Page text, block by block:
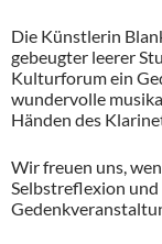
Die Künstlerin
gebeugter leerer
Kulturforum ein
wundervolle
Händen des
Wir freuen uns,
Selbstreflexion